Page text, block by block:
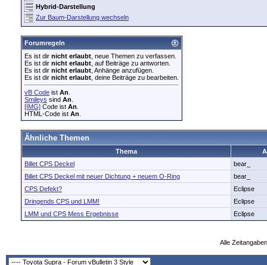
Hybrid-Darstellung
Zur Baum-Darstellung wechseln
Forumregeln
Es ist dir nicht erlaubt , neue Themen zu verfassen.
Es ist dir nicht erlaubt , auf Beiträge zu antworten.
Es ist dir nicht erlaubt , Anhänge anzufügen.
Es ist dir nicht erlaubt , deine Beiträge zu bearbeiten.
vB Code ist An
Smileys sind An
[IMG] Code ist An
HTML-Code ist An
Ähnliche Themen
Thema
Billet CPS Deckel
bear_
Billet CPS Deckel mit neuer Dichtung + neuem O-Ring
bear_
CPS Defekt?
Eclipse
Dringends CPS und LMM!
Eclipse
LMM und CPS Mess Ergebnisse
Eclipse
Alle